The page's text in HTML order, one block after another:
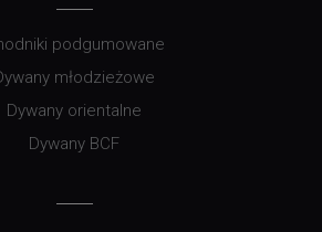
podgumowane
młodzieżowe
Dywany orientalne
Dywany BCF